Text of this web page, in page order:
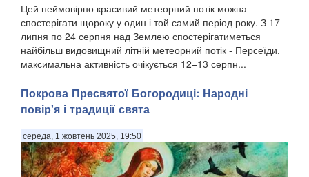
Цей неймовірно красивий метеорний потік можна
спостерігати щороку у один і той самий період року. З 17
липня по 24 серпня над Землею спостерігатиметься
найбільш видовищний літній метеорний потік - Персеїди,
максимальна активність очікується 12–13 серпн...
Покрова Пресвятої Богородиці: Народні
повір'я і традиції свята
середа, 1 жовтень 2025, 19:50